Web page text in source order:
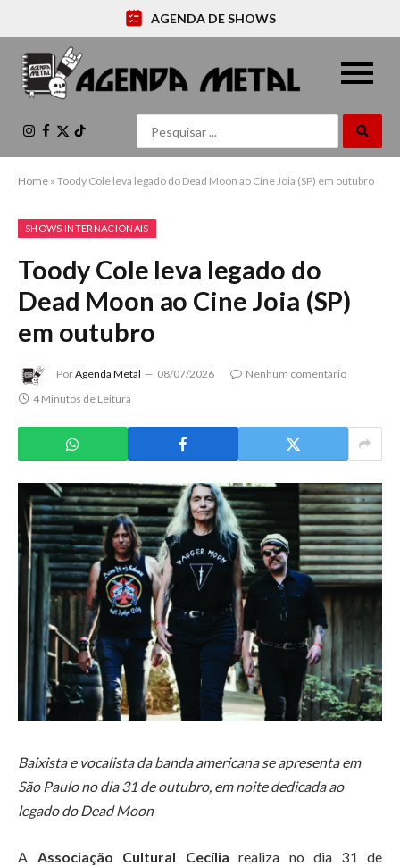
AGENDA DE SHOWS
Instagram
Facebook
X
(Twitter)
TikTok
Home » Toody Cole leva legado do Dead Moon ao Cine Joia (SP) em outubro
SHOWS INTERNACIONAIS
Toody Cole leva legado do
Dead Moon ao Cine Joia (SP)
em outubro
PorAgenda Metal 08/07/2026
Nenhum comentário
4 Minutos de Leitura
Baixista e vocalista da banda americana se apresenta em
São Paulo no dia 31 de outubro, em noite dedicada ao
legado do Dead Moon
A Associação Cultural Cecília realiza no dia 31 de